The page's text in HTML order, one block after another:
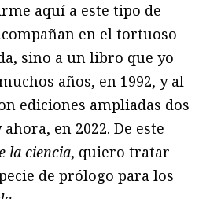
aquí a este tipo de
en el tortuoso
sino a un libro que yo
años, en 1992, y al
ediciones ampliadas dos
ahora, en 2022. De este
la ciencia, quiero tratar
de prólogo para los